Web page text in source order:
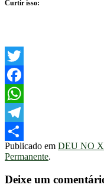
Curtir isso:
Twitter
Facebook
WhatsApp
Telegram
Share
Publicado em DEU NO X
Permanente.
Deixe um